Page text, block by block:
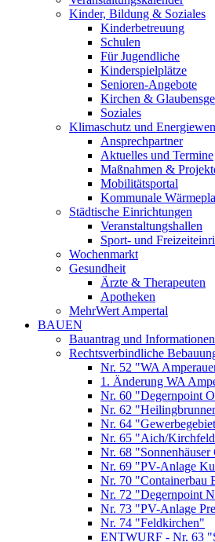
Kinder, Bildung & Soziales
Kinderbetreuung
Schulen
Für Jugendliche
Kinderspielplätze
Senioren-Angebote
Kirchen &
Soziales
Klimaschutz und
Ansprechpartner
Aktuelles und Termine
Maßnahmen &
Mobilitätsportal
Kommunale
Städtische Einrichtungen
Veranstaltungshallen
Sport- und
Wochenmarkt
Gesundheit
Ärzte & Therapeuten
Apotheken
MehrWert Ampertal
BAUEN
Bauantrag und Informationen
Rechtsverbindliche
Nr. 52 "WA
1. Änderung WA
Nr. 60 "Degernpoint
Nr. 62
Nr. 64
Nr. 65 "Aich/
Nr. 68 "Sonnenhäuser
Nr. 69 "PV-Anlage
Nr. 70 "Containerbau
Nr. 72 "Degernpoint
Nr. 73 "PV-Anlage
Nr. 74 "Feldkirchen"
ENTWURF - Nr. 63